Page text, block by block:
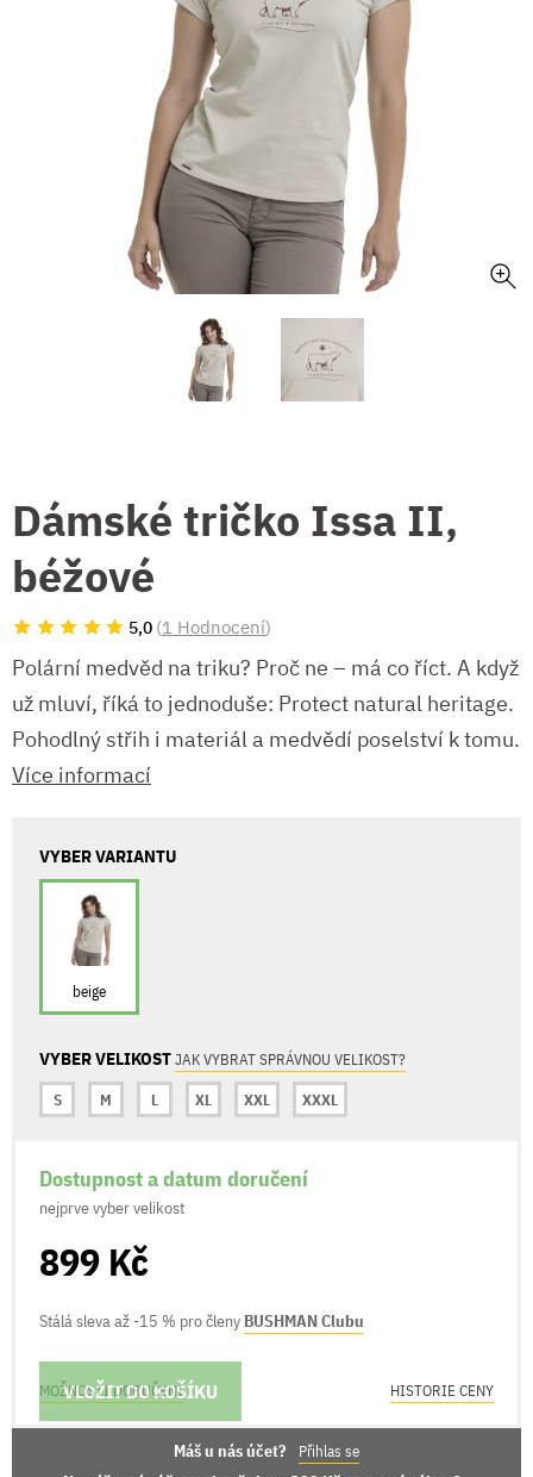
Dámské tričko Issa II,
béžové
5,0 (1 Hodnocení)
Polární medvěd na triku? Proč ne – má co říct. A když
už mluví, říká to jednoduše: Protect natural heritage.
Pohodlný střih i materiál a medvědí poselství k tomu.
Více informací
VYBER VARIANTU
beige
VYBER VELIKOSTJAK VYBRAT SPRÁVNOU VELIKOST?
S
M L XL XXL XXXL
Dostupnost a datum doručení
nejprve vyber velikost
899 Kč
Stálá sleva až -15 % pro členy BUSHMAN Clubu
VLOŽIT DO KOŠÍKU
MOŽNOSTI DORUČENÍ HISTORIE CENY
Máš u nás účet? Přihlas se